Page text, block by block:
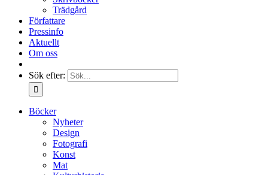
Trädgård
Författare
Pressinfo
Aktuellt
Om oss
Sök efter:
Böcker
Nyheter
Design
Fotografi
Konst
Mat